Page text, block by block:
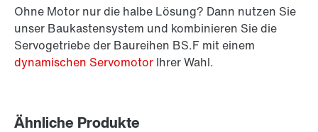
Ohne Motor nur die halbe Lösung? Dann nutzen Sie
unser Baukastensystem und kombinieren Sie die
Servogetriebe der Baureihen BS.F mit einem
dynamischen Servomotor Ihrer Wahl.